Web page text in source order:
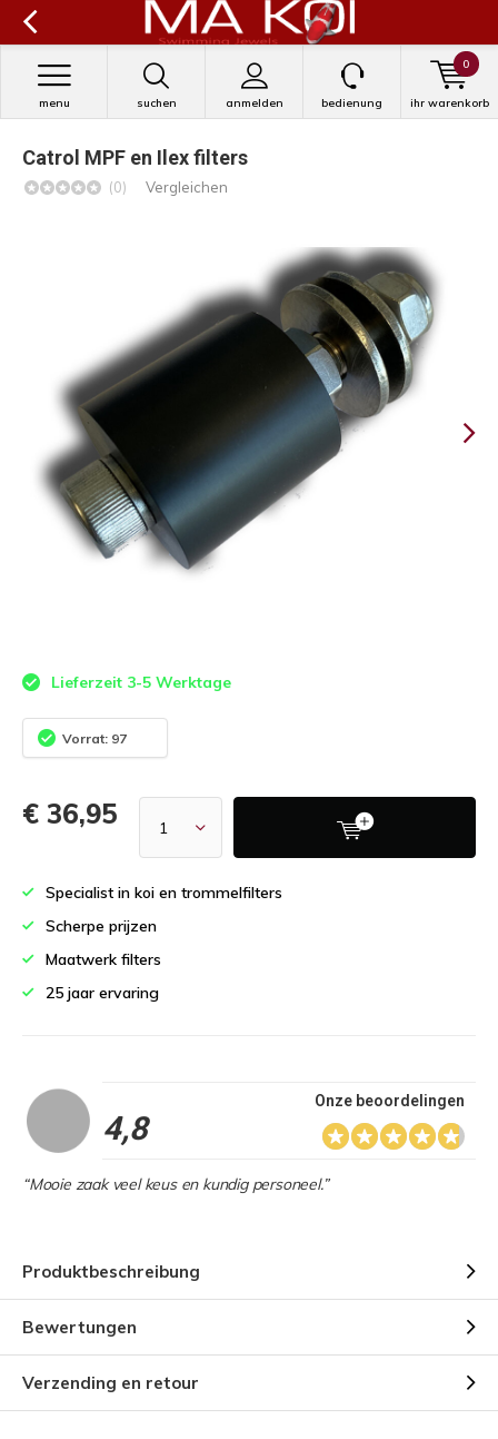
suchen anmelden
menu bedienung ihr warenkorb
0
Catrol MPF en Ilex filters
(0) Vergleichen
Lieferzeit 3-5 Werktage
Vorrat: 97
€ 36,95
Specialist in koi en trommelfilters
Scherpe prijzen
Maatwerk filters
25 jaar ervaring
4,8
Onze beoordelingen
“Mooie zaak veel keus en kundig personeel.”
Produktbeschreibung
Bewertungen
Verzending en retour